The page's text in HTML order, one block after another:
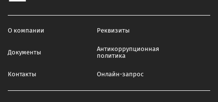
О компании Реквизиты
Документы
Антикоррупционная
политика
Контакты Онлайн-запрос